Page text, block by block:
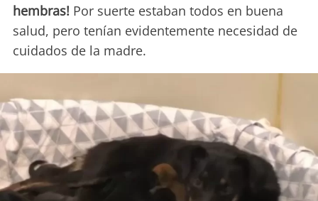
hembras! Por suerte estaban todos en buena
salud, pero tenían evidentemente necesidad de
cuidados de la madre.